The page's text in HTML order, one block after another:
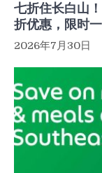
七折住长白山
折优惠，限时一
2026年7月30日